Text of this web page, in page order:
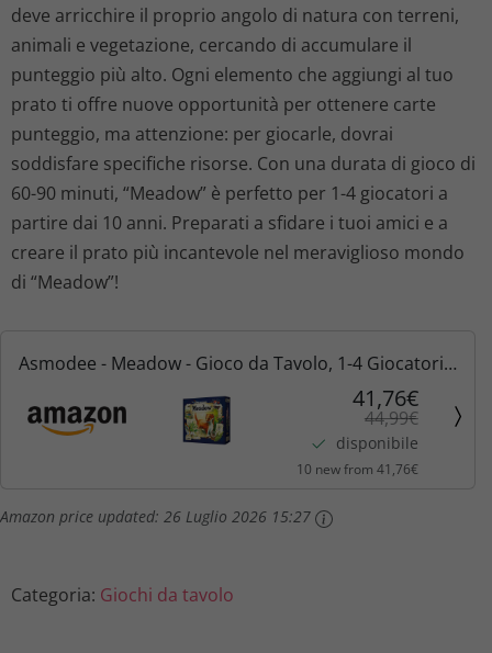
o
o
r
i
g
i
a
l
e
e
a
o
a
t
t
u
a
e
4
deve arricchire il proprio angolo di natura con terreni,
animali e vegetazione, cercando di accumulare il
punteggio più alto. Ogni elemento che aggiungi al tuo
prato ti offre nuove opportunità per ottenere carte
punteggio, ma attenzione: per giocarle, dovrai
soddisfare specifiche risorse. Con una durata di gioco di
60-90 minuti, “Meadow” è perfetto per 1-4 giocatori a
partire dai 10 anni. Preparati a sfidare i tuoi amici e a
creare il prato più incantevole nel meraviglioso mondo
di “Meadow”!
Asmodee - Meadow - Gioco da Tavolo, 1-4 Giocatori,
10+ Anni, Edizione in Italiano
41,76€
44,99€
disponibile
10 new from 41,76€
Amazon price updated: 26 Luglio 2026 15:27
Categoria: Giochi da tavolo